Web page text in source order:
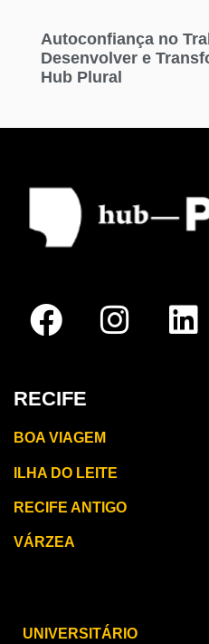
Autoconfiança no
Desenvolver e
Hub Plural
RECIFE
BOA VIAGEM
ILHA DO LEITE
RECIFE ANTIGO
VÁRZEA
UNIVERSITÁRIO